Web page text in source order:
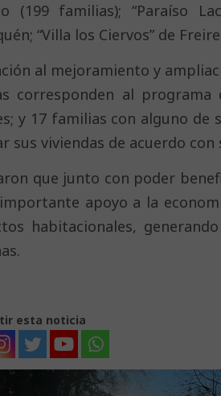
(199 familias); “Paraíso
“Villa los Ciervos” de
al mejoramiento y
corresponden al
y 17 familias con alguno
sus viviendas de acuerdo
que junto con poder
apoyo a la
habitacionales,
esta noticia